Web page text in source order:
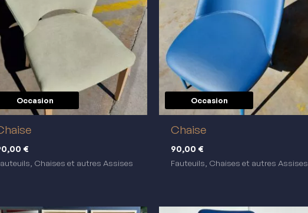
Occasion
réemploi
€
Chaises et autres Assises
Occasion
réemploi
Chaise
90,00 €
Fauteuils, Chaises et autres Assises